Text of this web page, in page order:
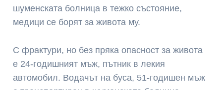
шуменската болница в тежко състояние,
медици се борят за живота му.
С фрактури, но без пряка опасност за живота
е 24-годишният мъж, пътник в лекия
автомобил. Водачът на буса, 51-годишен мъж